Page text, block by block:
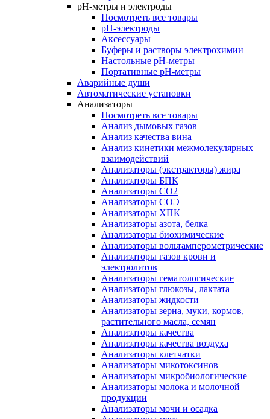
pH-метры и электроды
Посмотреть все товары
pH-электроды
Аксессуары
Буферы и растворы электрохимии
Настольные рН-метры
Портативные рН-метры
Аварийные души
Автоматические установки
Анализаторы
Посмотреть все товары
Анализ дымовых газов
Анализ качества вина
Анализ кинетики межмолекулярных
взаимодействий
Анализаторы (экстракторы) жира
Анализаторы БПК
Анализаторы СО2
Анализаторы СОЭ
Анализаторы ХПК
Анализаторы азота, белка
Анализаторы биохимические
Анализаторы вольтамперометрические
Анализаторы газов крови и
электролитов
Анализаторы гематологические
Анализаторы глюкозы, лактата
Анализаторы жидкости
Анализаторы зерна, муки, кормов,
растительного масла, семян
Анализаторы качества
Анализаторы качества воздуха
Анализаторы клетчатки
Анализаторы микотоксинов
Анализаторы микробиологические
Анализаторы молока и молочной
продукции
Анализаторы мочи и осадка